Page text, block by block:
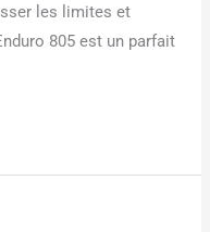
les limites et
805 est un parfait